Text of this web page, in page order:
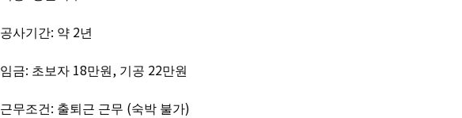
공사기간: 약 2년
임금: 초보자 18만원, 기공 22만원
근무조건: 출퇴근 근무 (숙박 불가)